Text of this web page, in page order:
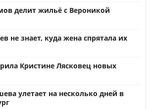
делит жильё с Вероникой
не знает, куда жена спрятала их
Кристине Лясковец новых
улетает на несколько дней в